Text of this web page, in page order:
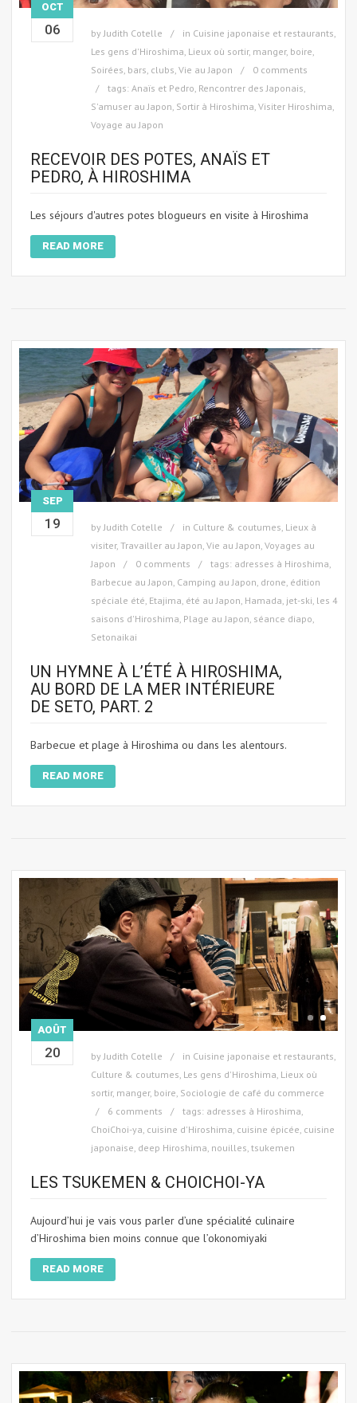
OCT
06 byJudith Cotelle in Cuisine japonaise et restaurants,
Les gens d'Hiroshima, Lieux où sortir, manger, boire,
Soirées, bars, clubs, Vie au Japon
0 comments
tags: Anaïs et Pedro, Rencontrer des Japonais,
S'amuser au Japon, Sortir à Hiroshima, Visiter Hiroshima,
Voyage au Japon
RECEVOIR DES POTES, ANAÏS ET
PEDRO, À HIROSHIMA
Les séjours d'autres potes blogueurs en visite à Hiroshima
READ MORE
SEP
19 by Judith Cotelle in Culture & coutumes Lieux à
visiter, Travailler au Japon Vie au Japon Voyages au
Japon
0 comments tags: adresses à Hiroshima
Barbecue au Japon Camping au Japon drone édition
spéciale été Etajima été au Japon Hamada jet-ski les 4
saisons d'Hiroshima Plage au Japon séance diapo
Setonaikai
UN HYMNE À L’ÉTÉ À HIROSHIMA,
AU BORD DE LA MER INTÉRIEURE
DE SETO, PART. 2
Barbecue et plage à Hiroshima ou dans les alentours.
READ MORE
AOÛT
20 byJudith Cotelle in Cuisine japonaise et restaurants,
Culture & coutumes, Les gens d'Hiroshima, Lieux où
sortir, manger, boire, Sociologie de café du commerce
6 comments
tags: adresses à Hiroshima,
ChoiChoi-ya, cuisine d'Hiroshima, cuisine épicée, cuisine
japonaise, deep Hiroshima, nouilles, tsukemen
LES TSUKEMEN & CHOICHOI-YA
Aujourd’hui je vais vous parler d’une spécialité culinaire
d’Hiroshima bien moins connue que l’okonomiyaki
READ MORE